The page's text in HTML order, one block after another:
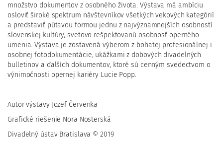
množstvo dokumentov z osobného života. Výstava má ambíciu
osloviť široké spektrum návštevníkov všetkých vekových kategórií
a predstaviť pútavou formou jednu z najvýznamnejších osobností
slovenskej kultúry, svetovo rešpektovanú osobnosť operného
umenia. Výstava je zostavená výberom z bohatej profesionálnej i
osobnej fotodokumentácie, ukážkami z dobových divadelných
bulletinov a ďalších dokumentov, ktoré sú cenným svedectvom o
výnimočnosti opernej kariéry Lucie Popp.
Autor výstavy Jozef Červenka
Grafické riešenie Nora Nosterská
Divadelný ústav Bratislava © 2019